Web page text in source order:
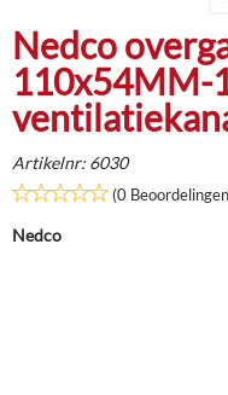
Nedco
110x54MM-
Artikelnr: 6030
(0
Nedco